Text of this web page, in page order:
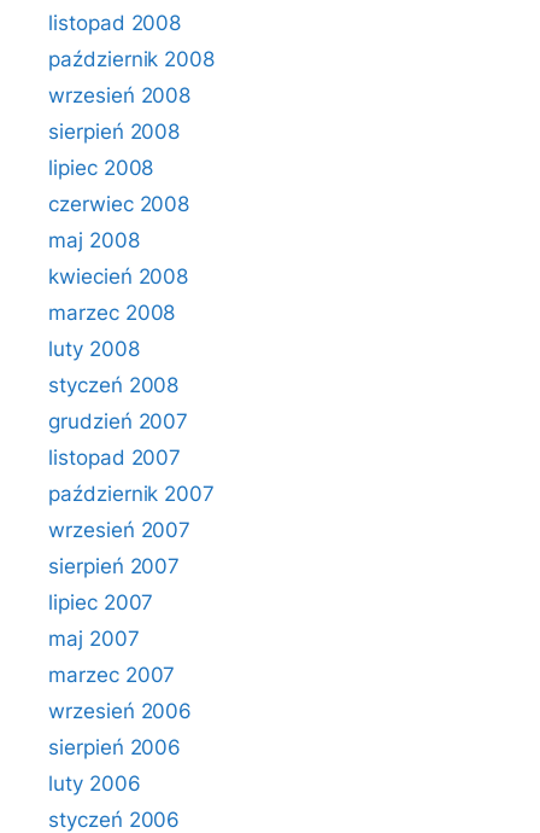
listopad 2008
październik 2008
wrzesień 2008
sierpień 2008
lipiec 2008
czerwiec 2008
maj 2008
kwiecień 2008
marzec 2008
luty 2008
styczeń 2008
grudzień 2007
listopad 2007
październik 2007
wrzesień 2007
sierpień 2007
lipiec 2007
maj 2007
marzec 2007
wrzesień 2006
sierpień 2006
luty 2006
styczeń 2006